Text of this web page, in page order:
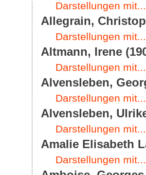
Darstellungen mit...
Allegrain,
Darstellungen mit...
Altmann, Irene
Darstellungen mit...
Alvensleben,
Darstellungen mit...
Alvensleben,
Darstellungen mit...
Amalie Elisabeth
Darstellungen mit...